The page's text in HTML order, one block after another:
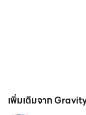
เพิ่มเติมจาก